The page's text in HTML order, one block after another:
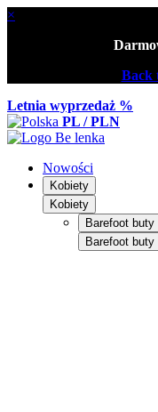
×
Back
Letnia wyprzedaż %
PL / PLN
Nowości
Kobiety
Kobiety
Barefoot buty
Barefoot buty